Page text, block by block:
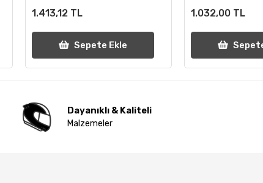
1.413,12 TL
Sepete Ekle
1.032,00 TL
Dayanıklı & Kaliteli
Malzemeler